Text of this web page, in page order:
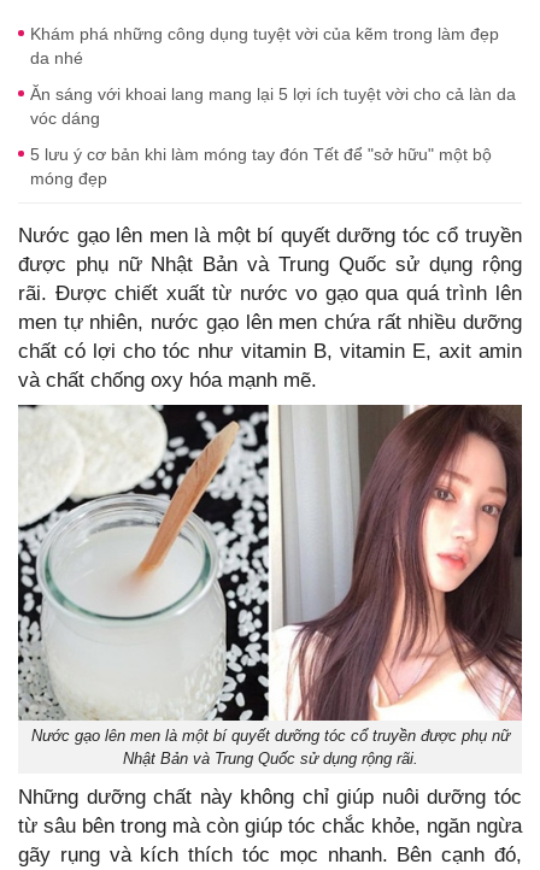
Khám phá những công dụng tuyệt vời của kẽm trong làm đẹp
da nhé
Ăn sáng với khoai lang mang lại 5 lợi ích tuyệt vời cho cả làn da
vóc dáng
5 lưu ý cơ bản khi làm móng tay đón Tết để "sở hữu" một bộ
móng đẹp
Nước gạo lên men là một bí quyết dưỡng tóc cổ truyền
được phụ nữ Nhật Bản và Trung Quốc sử dụng rộng
rãi. Được chiết xuất từ nước vo gạo qua quá trình lên
men tự nhiên, nước gạo lên men chứa rất nhiều dưỡng
chất có lợi cho tóc như vitamin B, vitamin E, axit amin
và chất chống oxy hóa mạnh mẽ.
Nước gạo lên men là một bí quyết dưỡng tóc cổ truyền được phụ nữ
Nhật Bản và Trung Quốc sử dụng rộng rãi.
Những dưỡng chất này không chỉ giúp nuôi dưỡng tóc
từ sâu bên trong mà còn giúp tóc chắc khỏe, ngăn ngừa
gãy rụng và kích thích tóc mọc nhanh. Bên cạnh đó,